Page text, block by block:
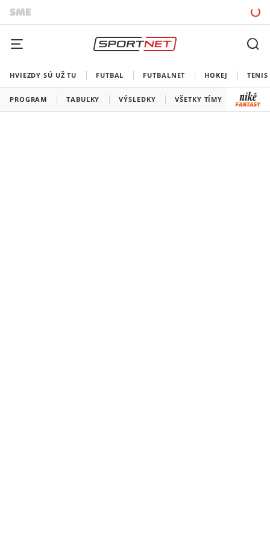
HVIEZDY SÚ UŽ TU FUTBAL FUTBALNET HOKEJ TENIS
PROGRAM TABUĽKY VÝSLEDKY VŠETKY TÍMY